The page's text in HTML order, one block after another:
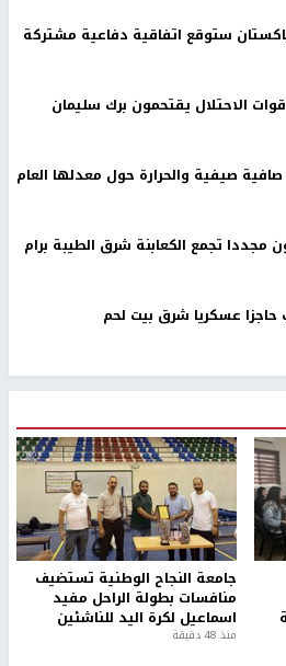
ستوقع اتفاقية دفاعية مشتركة
الاحتلال يقتحمون برك سليمان
صيفية والحرارة حول معدلها العام
تجمع الكعابنة شرق الطيبة برام
حاجزا عسكريا شرق بيت لحم
جامعة النجاح الوطنية تستضيف
منافسات بطولة الراحل مفيد
اسماعيل لكرة اليد للناشئين
منذ 48 دقيقة